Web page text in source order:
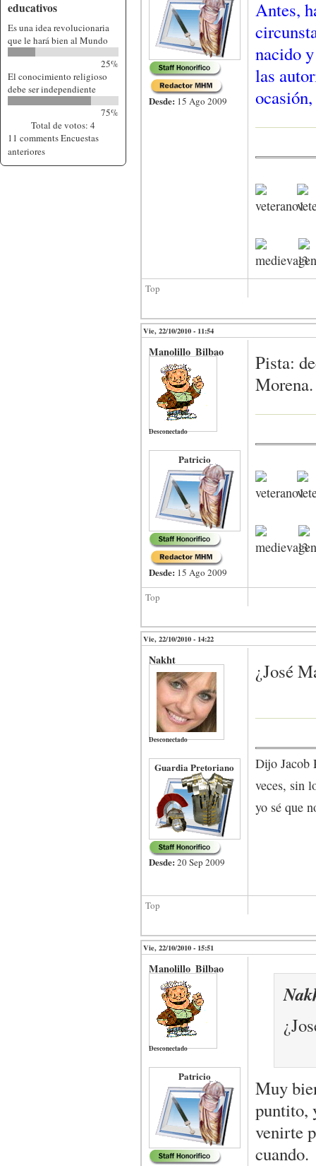
educativos
Es una idea revolucionaria
que le hará bien al Mundo
25%
El conocimiento religioso
debe ser independiente
75%
Total de votos: 4
11 commentsEncuestas
anteriores
Desde: 15 Ago 2009
Antes,
nacido
las
Top
Vie, 22/10/2010 - 11:54
Manolillo_Bilbao
Desconectado
Patricio
Desde: 15 Ago 2009
Pista:
Morena.
Top
Vie, 22/10/2010 - 14:22
Nakht
Desconectado
Guardia Pretoriano
Desde: 20 Sep 2009
¿José
Dijo Jacob
veces, sin
yo sé que
Top
Vie, 22/10/2010 - 15:51
Manolillo_Bilbao
Desconectado
Patricio
Muy
puntito,
venirte
cuando.